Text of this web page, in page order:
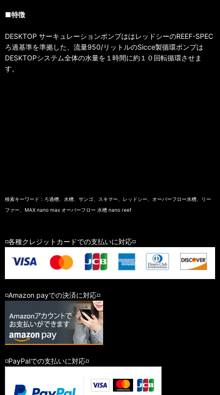
■特徴
DESKTOP サーキュレーションポンプははレッドシーのREEF-SPEC
ろ過基準を準拠した、流量950/リットルのSicce製循環ポンプは
DESKTOPシステム全体の水量を１時間に約１０回転循環させま
す。
検索キーワード：ろ過槽、水槽、サンゴ、スキマー、レッドシー、オーバーフロー水槽、リー
ファー、MAX nano max オーバーフロー 水槽 nano reef
◽️各種クレジットカードでの支払いに対応◽️
◽️Amazon payでの決済に対応◽️
◽️PayPalでの支払いに対応◽️